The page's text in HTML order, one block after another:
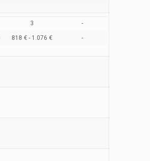
3 -
818 € - 1.076 € -